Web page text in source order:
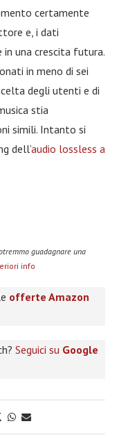
certamente
e, i dati
una crescita futura.
in meno di sei
degli utenti e di
stia
simili. Intanto si
dell’audio lossless a
guadagnare una
info
offerte Amazon
Seguici su Google